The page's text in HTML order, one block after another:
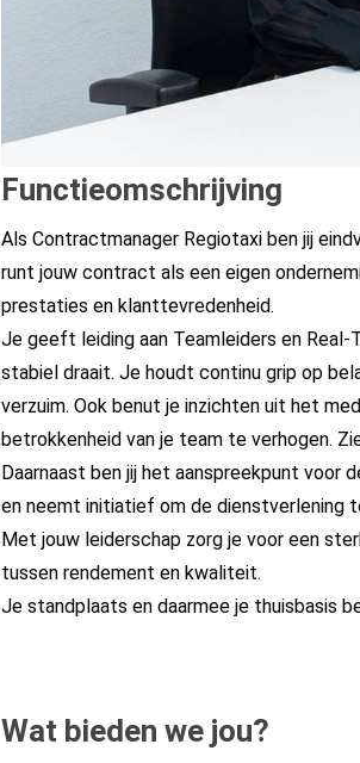
Functieomschrijving
Als Contractmanager Regiotaxi ben jij
runt jouw contract als een eigen
prestaties en klanttevredenheid.
Je geeft leiding aan Teamleiders en
stabiel draait. Je houdt continu grip op
verzuim. Ook benut je inzichten uit het
betrokkenheid van je team te verhogen.
Daarnaast ben jij het aanspreekpunt
en neemt initiatief om de dienstverlening
Met jouw leiderschap zorg je voor een
tussen rendement en kwaliteit.
Je standplaats en daarmee je thuisbasis
Wat bieden we jou?